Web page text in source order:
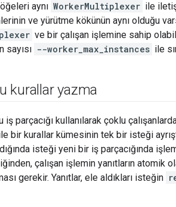
öğeleri aynı WorkerMultiplexer ile
ve yürütme kökünün aynı olduğu
ve bir çalışan işlemine sahip
sayısı --worker_max_instances ile
kurallar yazma
iş parçacığı kullanılarak çoklu
kurallar kümesinin tek bir isteği
isteği yeni bir iş parçacığında
çalışan işlemin yanıtların atomik
gerekir. Yanıtlar, ele aldıkları isteğin